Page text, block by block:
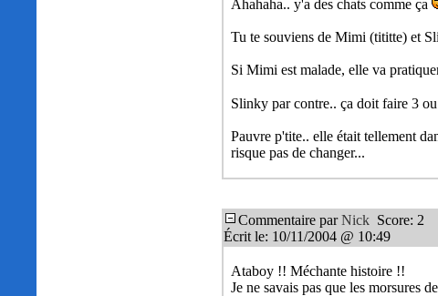
Ahahaha.. y'a des chats comme ça
Tu te souviens de Mimi (tititte) et
Si Mimi est malade, elle va
Slinky par contre.. ça doit faire 3
Pauvre p'tite.. elle était tellement
risque pas de changer...
Commentaire parNick Score: 2
Écrit le: 10/11/2004 @ 10:49
Ataboy !! Méchante histoire !!
Je ne savais pas que les morsures